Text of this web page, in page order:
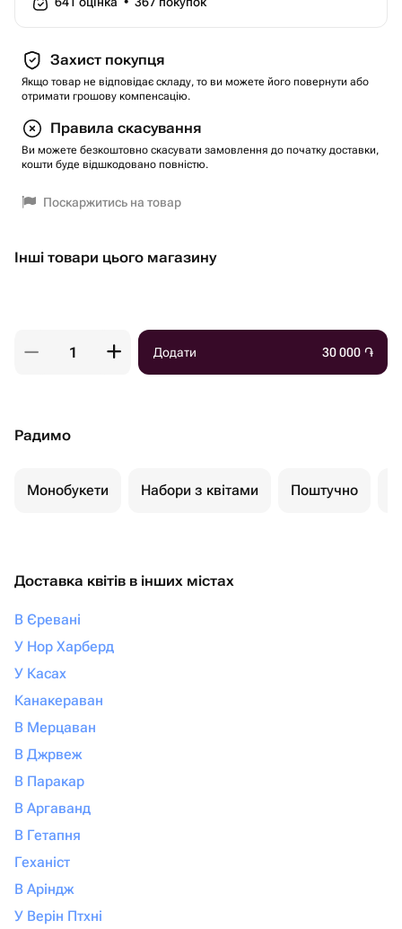
Захист покупця
Якщо товар не відповідає складу, то ви можете його повернути або
отримати грошову компенсацію.
Правила скасування
Ви можете безкоштовно скасувати замовлення до початку доставки,
кошти буде відшкодовано повністю.
Поскаржитись на товар
Інші товари цього магазину
Додати 30 000 ֏
Радимо
Монобукети Набори з квітами Поштучно
Доставка квітів в інших містах
В Єревані
У Нор Харберд
У Касах
Канакераван
В Мерцаван
В Джрвеж
В Паракар
В Аргаванд
В Гетапня
Геханіст
В Аріндж
У Верін Птхні